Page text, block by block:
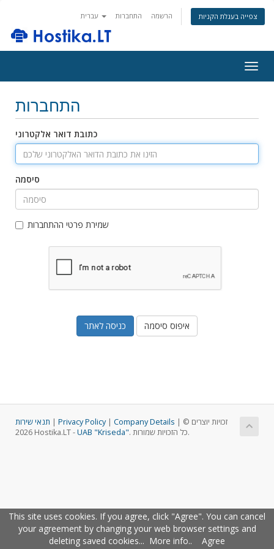
This site uses cookies. If you agree, click "Agree". You can cancel
your agreement by changing your web browser settings and
deleting saved cookies... More info.. Agree
התחברות הרשמה צפייה בעגלת הקניות
התחברות
כתובת דואר אלקטרוני
סיסמה
שמירת פרטי ההתחברות
איפוס סיסמה
תנאי שירות | Privacy Policy| Company Details | זכויות יוצרים ©
2026 Hostika.LT -UAB "Kriseda" . כל הזכויות שמורות.